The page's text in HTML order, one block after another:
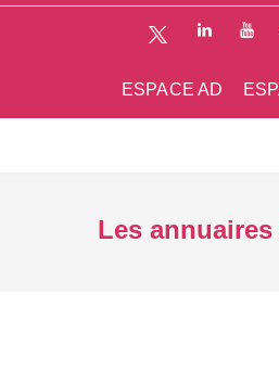
ESPACE AD
Les